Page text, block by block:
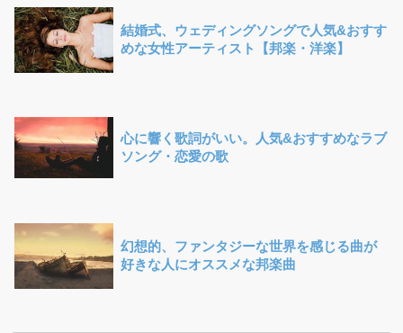
結婚式、ウェディングソングで人気&おすす
めな女性アーティスト【邦楽・洋楽】
心に響く歌詞がいい。人気&おすすめなラブ
ソング・恋愛の歌
幻想的、ファンタジーな世界を感じる曲が
好きな人にオススメな邦楽曲